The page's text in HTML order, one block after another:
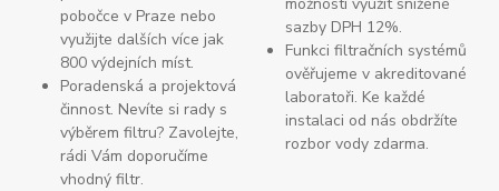
pobočce v Praze nebo
využijte dalších více jak
800 výdejních míst.
Poradenská a projektová
činnost. Nevíte si rady s
výběrem filtru? Zavolejte,
rádi Vám doporučíme
vhodný filtr.
sazby DPH 12%.
Funkci filtračních systémů
ověřujeme v akreditované
laboratoři. Ke každé
instalaci od nás obdržíte
rozbor vody zdarma.